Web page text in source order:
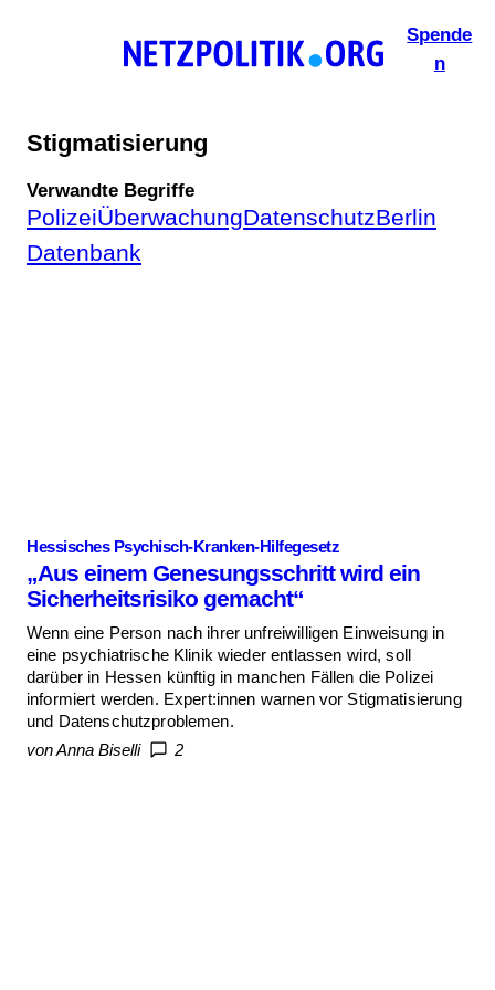
Spende
n
Stigmatisierung
Verwandte Begriffe
PolizeiÜberwachungDatenschutzBerlin
Datenbank
Hessisches Psychisch-Kranken-Hilfegesetz
„Aus einem Genesungsschritt wird ein
Sicherheitsrisiko gemacht“
Wenn eine Person nach ihrer unfreiwilligen Einweisung in
eine psychiatrische Klinik wieder entlassen wird, soll
darüber in Hessen künftig in manchen Fällen die Polizei
informiert werden. Expert:innen warnen vor Stigmatisierung
und Datenschutzproblemen.
von Anna Biselli
2